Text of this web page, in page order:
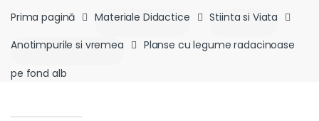
Prima pagină Materiale Didactice
Stiinta si Viata
Anotimpurile si vremea
Planse cu legume radacinoase
pe fond alb